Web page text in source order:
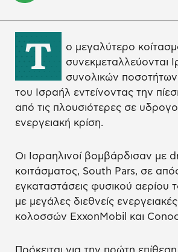
Τ
ο μεγαλύτερο
συνεκμεταλλεύονται
συνολικών ποσοτήτων
του Ισραήλ εντείνοντας την
από τις πλουσιότερες σε
ενεργειακή κρίση.
Οι Ισραηλινοί βομβάρδισαν με
κοιτάσματος, South Pars, σε
εγκαταστάσεις φυσικού αερίου
με μεγάλες διεθνείς
κολοσσών ExxonMobil και
Πρόκειται για την πρώτη